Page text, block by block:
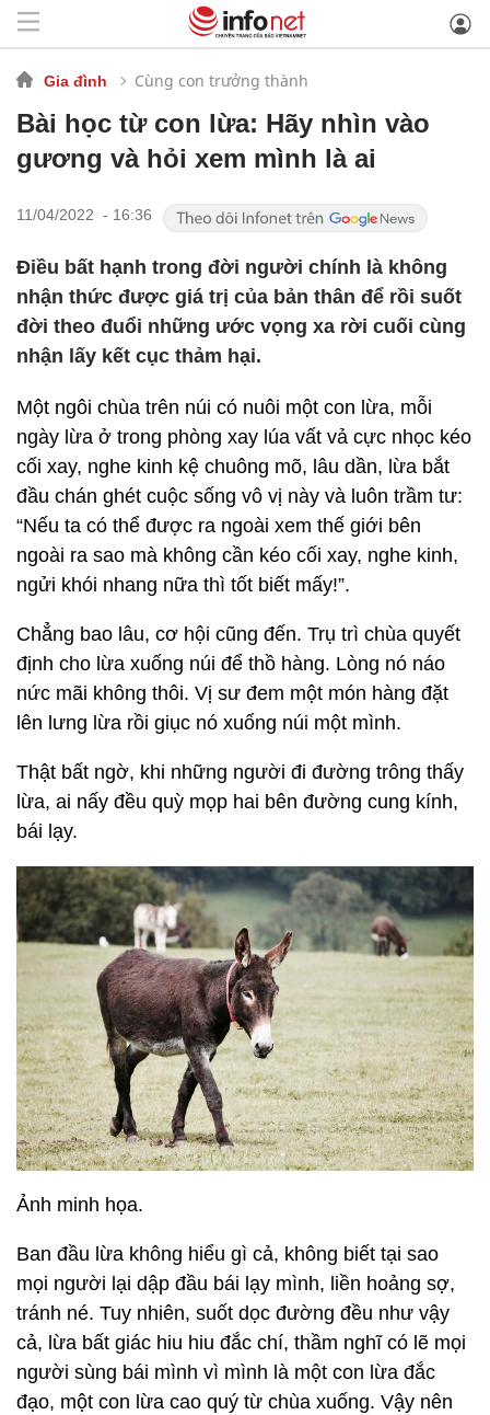
Gia đình Cùng con trưởng thành
Bài học từ con lừa: Hãy nhìn vào
gương và hỏi xem mình là ai
11/04/2022 - 16:36
Điều bất hạnh trong đời người chính là không
nhận thức được giá trị của bản thân để rồi suốt
đời theo đuổi những ước vọng xa rời cuối cùng
nhận lấy kết cục thảm hại.
Một ngôi chùa trên núi có nuôi một con lừa, mỗi
ngày lừa ở trong phòng xay lúa vất vả cực nhọc kéo
cối xay, nghe kinh kệ chuông mõ, lâu dần, lừa bắt
đầu chán ghét cuộc sống vô vị này và luôn trầm tư:
“Nếu ta có thể được ra ngoài xem thế giới bên
ngoài ra sao mà không cần kéo cối xay, nghe kinh,
ngửi khói nhang nữa thì tốt biết mấy!”.
Chẳng bao lâu, cơ hội cũng đến. Trụ trì chùa quyết
định cho lừa xuống núi để thồ hàng. Lòng nó náo
nức mãi không thôi. Vị sư đem một món hàng đặt
lên lưng lừa rồi giục nó xuống núi một mình.
Thật bất ngờ, khi những người đi đường trông thấy
lừa, ai nấy đều quỳ mọp hai bên đường cung kính,
bái lạy.
Ảnh minh họa.
Ban đầu lừa không hiểu gì cả, không biết tại sao
mọi người lại dập đầu bái lạy mình, liền hoảng sợ,
tránh né. Tuy nhiên, suốt dọc đường đều như vậy
cả, lừa bất giác hiu hiu đắc chí, thầm nghĩ có lẽ mọi
người sùng bái mình vì mình là một con lừa đắc
đạo, một con lừa cao quý từ chùa xuống. Vậy nên